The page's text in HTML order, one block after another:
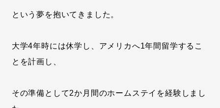
という夢を抱いてきました。
大学4年時には休学し、アメリカへ1年間留学するこ
とを計画し、
その準備として2か月間のホームステイを経験しまし